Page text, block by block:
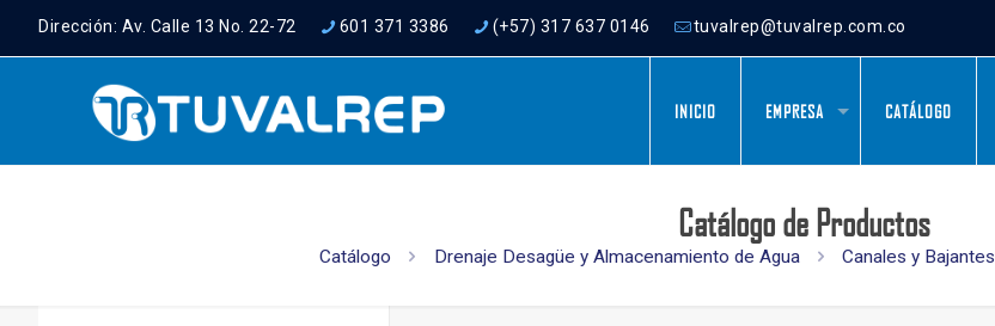
Dirección: Av. Calle 13 No. 22-72 601 371 3386 (+57) 317 637 0146 tuvalrep@tuvalrep.com.co
INICIO EMPRESA CATÁLOGO
Catálogo de Productos
Catálogo Drenaje Desagüe y Almacenamiento de Agua Canales y Bajantes